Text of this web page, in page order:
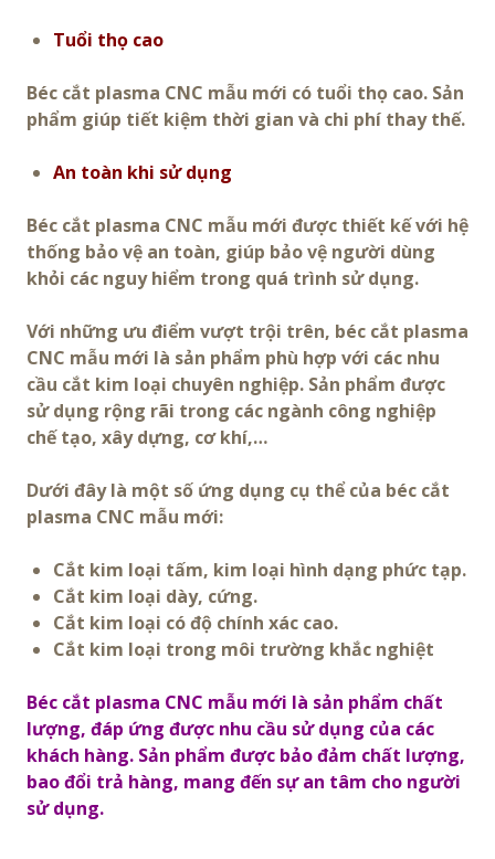
Tuổi thọ cao
Béc cắt plasma CNC mẫu mới có tuổi thọ cao. Sản
phẩm giúp tiết kiệm thời gian và chi phí thay thế.
An toàn khi sử dụng
Béc cắt plasma CNC mẫu mới được thiết kế với hệ
thống bảo vệ an toàn, giúp bảo vệ người dùng
khỏi các nguy hiểm trong quá trình sử dụng.
Với những ưu điểm vượt trội trên, béc cắt plasma
CNC mẫu mới là sản phẩm phù hợp với các nhu
cầu cắt kim loại chuyên nghiệp. Sản phẩm được
sử dụng rộng rãi trong các ngành công nghiệp
chế tạo, xây dựng, cơ khí,…
Dưới đây là một số ứng dụng cụ thể của béc cắt
plasma CNC mẫu mới:
Cắt kim loại tấm, kim loại hình dạng phức tạp.
Cắt kim loại dày, cứng.
Cắt kim loại có độ chính xác cao.
Cắt kim loại trong môi trường khắc nghiệt
Béc cắt plasma CNC mẫu mới là sản phẩm chất
lượng, đáp ứng được nhu cầu sử dụng của các
khách hàng. Sản phẩm được bảo đảm chất lượng,
bao đổi trả hàng, mang đến sự an tâm cho người
sử dụng.